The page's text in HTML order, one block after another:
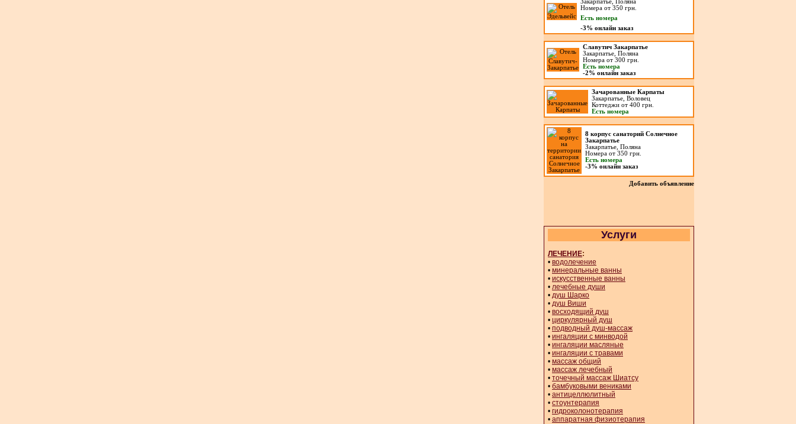
Закарпатье, Поляна
Номера от 350 грн.
Есть номера
-3% онлайн заказ
Славутич Закарпатье
Закарпатье, Поляна
Номера от 300 грн.
Есть номера
-2% онлайн заказ
Зачарованные Карпаты
Закарпатье, Воловец
Коттеджи от 400 грн.
Есть номера
8 корпус санаторий Солнечное
Закарпатье
Закарпатье, Поляна
Номера от 350 грн.
Есть номера
-3% онлайн заказ
Добавить объявление
Услуги
ЛЕЧЕНИЕ:
• водолечение
• минеральные ванны
• искусственные ванны
• лечебные души
• душ Шарко
• душ Виши
• восходящий душ
• циркулярный душ
• подводный душ-массаж
• ингаляции с минводой
• ингаляции масляные
• ингаляции с травами
• массаж общий
• массаж лечебный
• точечный массаж Шиатсу
• бамбуковыми вениками
• антицеллюлитный
• стоунтерапия
• гидроколонотерапия
• аппаратная физиотерапия